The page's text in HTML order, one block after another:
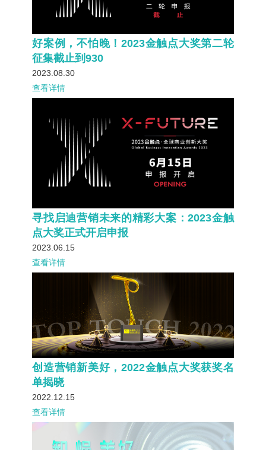
好案例，不怕晚！2023金触点大奖第二轮
征集截止到930
2023.08.30
查看详情
寻找启迪营销未来的精彩大案：2023金触
点大奖正式开启申报
2023.06.15
查看详情
创造营销新美好，2022金触点大奖获奖名
单揭晓
2022.12.15
查看详情